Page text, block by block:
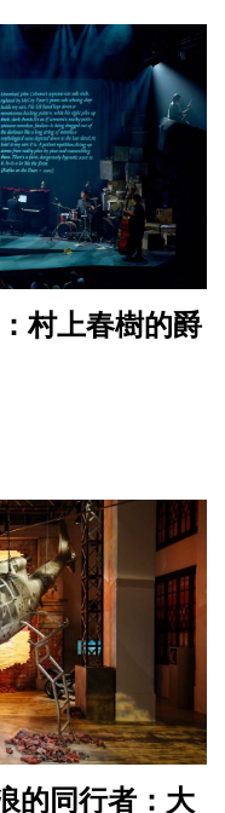
村上春樹的爵
的同行者：大